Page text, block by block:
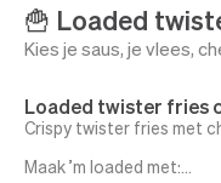
🍟 Loaded
Kies je saus, je vlees,
Loaded twister fries
Crispy twister fries met
Maak ’m loaded met: